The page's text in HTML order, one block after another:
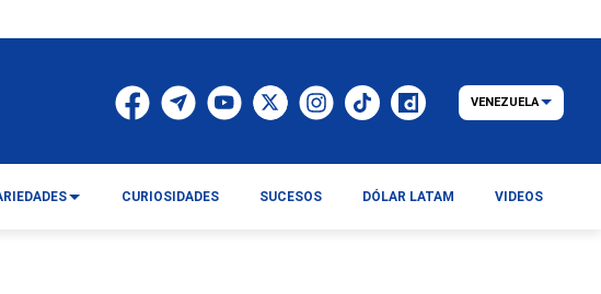
VENEZUELA
CURIOSIDADES SUCESOS DÓLAR LATAM VIDEOS